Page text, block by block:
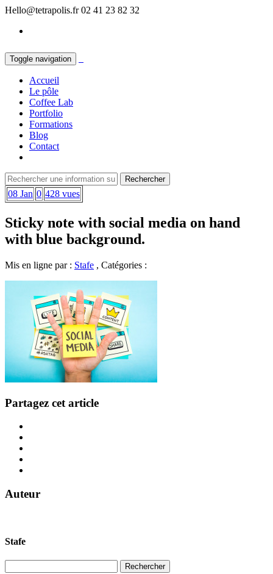
Hello@tetrapolis.fr 02 41 23 82 32
Toggle navigation
Accueil
Le pôle
Coffee Lab
Portfolio
Formations
Blog
Contact
08 Jan 0 428 vues
Sticky note with social media on hand
with blue background.
Mis en ligne par : Stafe , Catégories :
Partagez cet article
Auteur
Stafe